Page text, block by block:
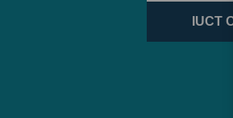
IUCT